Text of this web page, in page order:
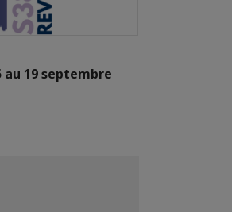
au 19 septembre